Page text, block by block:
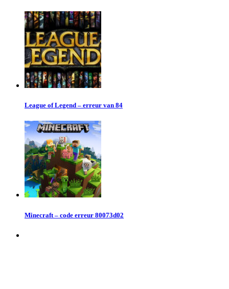
League of Legend – erreur van 84
Minecraft – code erreur 80073d02